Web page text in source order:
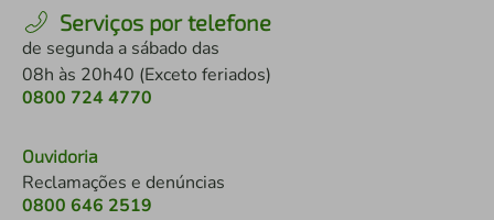
Serviços por telefone
de segunda a sábado das
08h às 20h40 (Exceto feriados)
0800 724 4770
Ouvidoria
Reclamações e denúncias
0800 646 2519